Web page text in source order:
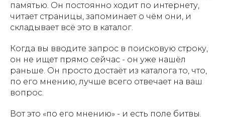
памятью. Он постоянно ходит по интернету,
читает страницы, запоминает о чём они, и
складывает всё это в каталог.
Когда вы вводите запрос в поисковую строку,
он не ищет прямо сейчас - он уже нашёл
раньше. Он просто достаёт из каталога то, что,
по его мнению, лучше всего отвечает на ваш
вопрос.
Вот это «по его мнению» - и есть поле битвы.